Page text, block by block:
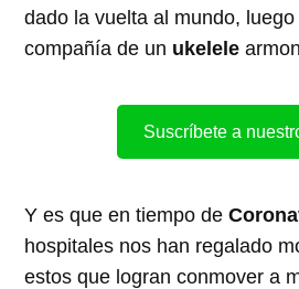
dado la vuelta al mundo,
compañía de un ukelele
Suscríbete a
Y es que en tiempo de
hospitales nos han regalado
estos que logran conmover a